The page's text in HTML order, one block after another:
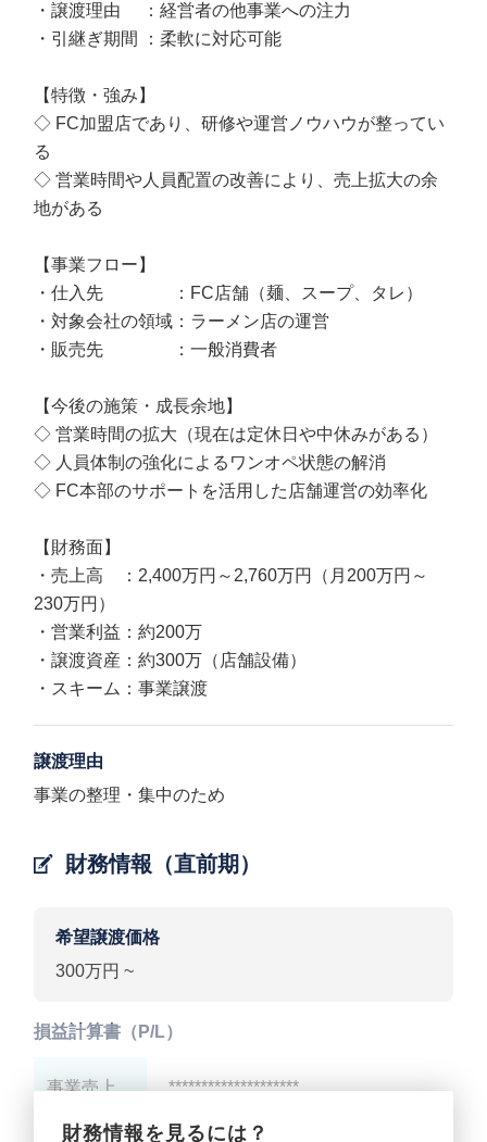
・譲渡理由 ：経営者の他事業への注力
・引継ぎ期間 ：柔軟に対応可能
【特徴・強み】
◇ FC加盟店であり、研修や運営ノウハウが整ってい
る
◇ 営業時間や人員配置の改善により、売上拡大の余
地がある
【事業フロー】
・仕入先 ：FC店舗（麺、スープ、タレ）
・対象会社の領域：ラーメン店の運営
・販売先 ：一般消費者
【今後の施策・成長余地】
◇ 営業時間の拡大（現在は定休日や中休みがある）
◇ 人員体制の強化によるワンオペ状態の解消
◇ FC本部のサポートを活用した店舗運営の効率化
【財務面】
・売上高 ：2,400万円～2,760万円（月200万円～
230万円）
・営業利益：約200万
・譲渡資産：約300万（店舗設備）
・スキーム：事業譲渡
譲渡理由
事業の整理・集中のため
財務情報（直前期）
希望譲渡価格
300万円 ~
財務情報を見るには？
損益計算書（P/L）
事業売上 ********************